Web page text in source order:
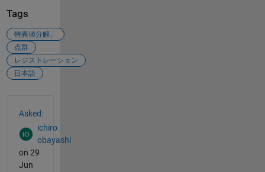
Tags
特異値分解、
点群
レジストレーション
日本語
Asked:
ichiro
obayashi
on 29
Jun